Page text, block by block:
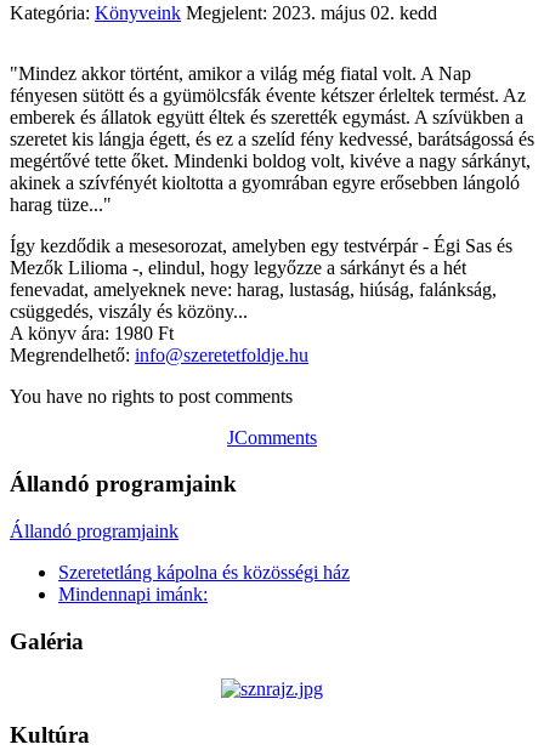
Kategória: Könyveink Megjelent: 2023. május 02. kedd
"Mindez akkor történt, amikor a világ még fiatal volt. A Nap
fényesen sütött és a gyümölcsfák évente kétszer érleltek termést. Az
emberek és állatok együtt éltek és szerették egymást. A szívükben a
szeretet kis lángja égett, és ez a szelíd fény kedvessé, barátságossá és
megértővé tette őket. Mindenki boldog volt, kivéve a nagy sárkányt,
akinek a szívfényét kioltotta a gyomrában egyre erősebben lángoló
harag tüze..."
Így kezdődik a mesesorozat, amelyben egy testvérpár - Égi Sas és
Mezők Lilioma -, elindul, hogy legyőzze a sárkányt és a hét
fenevadat, amelyeknek neve: harag, lustaság, hiúság, falánkság,
csüggedés, viszály és közöny...
A könyv ára: 1980 Ft
Megrendelhető: info@szeretetfoldje.hu
You have no rights to post comments
JComments
Állandó programjaink
Állandó programjaink
Szeretetláng kápolna és közösségi ház
Mindennapi imánk:
Galéria
Kultúra